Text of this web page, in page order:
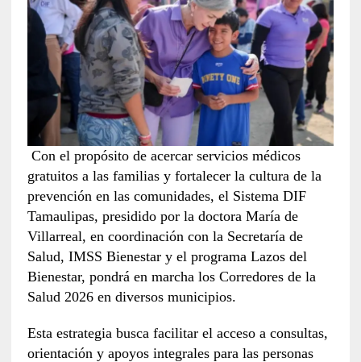
Con el propósito de acercar servicios médicos
gratuitos a las familias y fortalecer la cultura de la
prevención en las comunidades, el Sistema DIF
Tamaulipas, presidido por la doctora María de
Villarreal, en coordinación con la Secretaría de
Salud, IMSS Bienestar y el programa Lazos del
Bienestar, pondrá en marcha los Corredores de la
Salud 2026 en diversos municipios.
Esta estrategia busca facilitar el acceso a consultas,
orientación y apoyos integrales para las personas